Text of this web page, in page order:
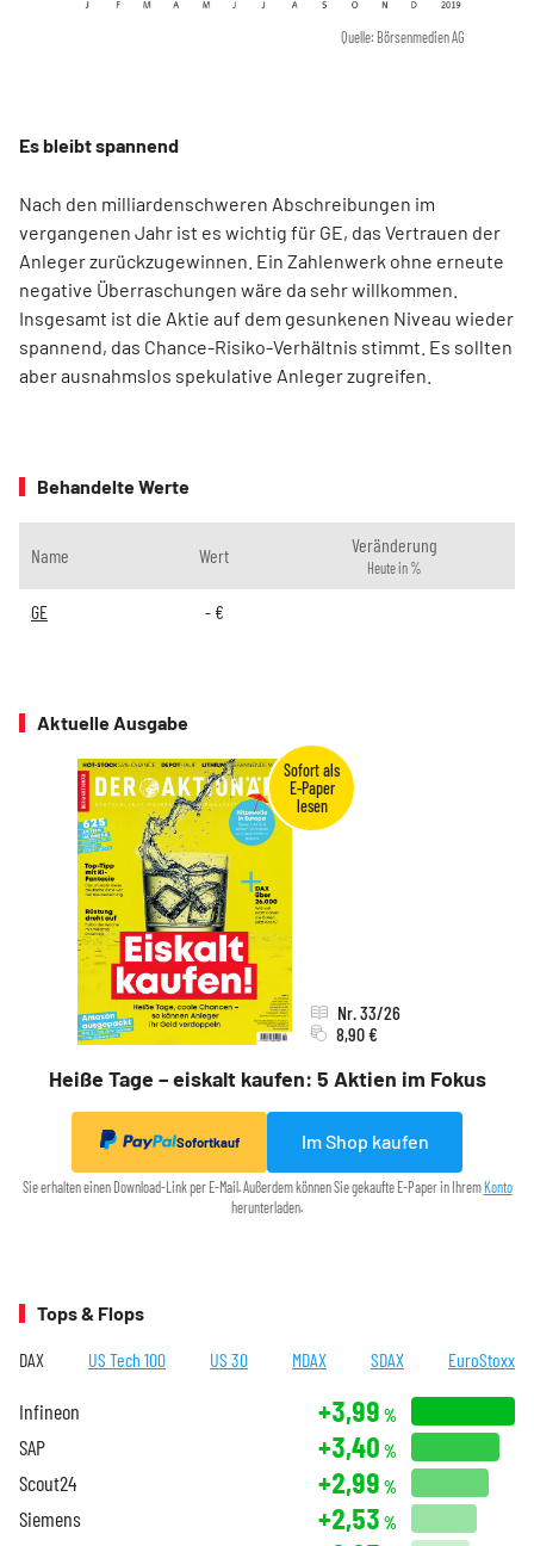
Quelle: Börsenmedien AG
Es bleibt spannend
Nach den milliardenschweren Abschreibungen im
vergangenen Jahr ist es wichtig für GE, das Vertrauen der
Anleger zurückzugewinnen. Ein Zahlenwerk ohne erneute
negative Überraschungen wäre da sehr willkommen.
Insgesamt ist die Aktie auf dem gesunkenen Niveau wieder
spannend, das Chance-Risiko-Verhältnis stimmt. Es sollten
aber ausnahmslos spekulative Anleger zugreifen.
Behandelte Werte
Name Wert Veränderung
Heute in %
GE -€
Aktuelle Ausgabe
Heiße Tage – eiskalt kaufen: 5 Aktien im Fokus
Nr. 33/26
8,90 €
Sofortkauf Im Shop kaufen
Sie erhalten einen Download-Link per E-Mail. Außerdem können Sie gekaufte E-Paper in IhremKonto
herunterladen.
Tops & Flops
DAX US Tech 100 US 30 MDAX SDAX EuroStoxx
Infineon +3,99 %
SAP +3,40 %
Scout24 +2,99 %
Siemens +2,53 %